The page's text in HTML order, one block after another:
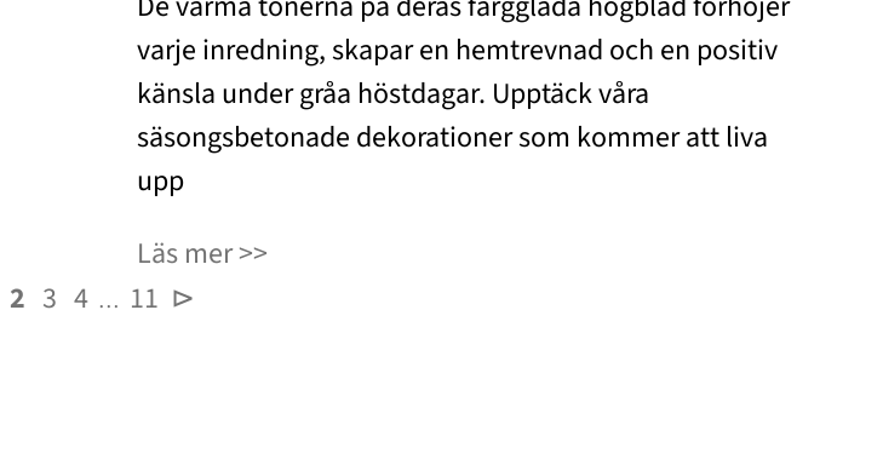
varje inredning, skapar en hemtrevnad och en positiv
känsla under gråa höstdagar. Upptäck våra
säsongsbetonade dekorationer som kommer att liva
upp
Läs mer
2 3 4 … 11 ⊳